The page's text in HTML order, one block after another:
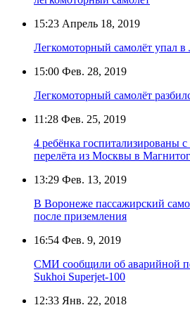
15:23 Апрель 18, 2019
Легкомоторный самолёт упал в
15:00 Фев. 28, 2019
Легкомоторный самолёт
11:28 Фев. 25, 2019
4 ребёнка госпитализированы
перелёта из Москвы в
13:29 Фев. 13, 2019
В Воронеже пассажирский
после приземления
16:54 Фев. 9, 2019
СМИ сообщили об аварийной
Sukhoi Superjet-100
12:33 Янв. 22, 2018